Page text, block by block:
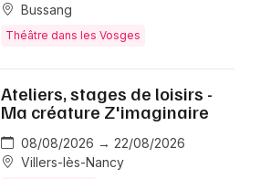
Bussang
Théâtre dans les Vosges
Ateliers, stages de loisirs -
Ma créature Z'imaginaire
08/08/2026 → 22/08/2026
Villers-lès-Nancy